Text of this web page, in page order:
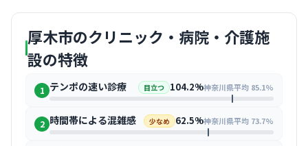
厚木市のクリニック・病院・介護施
設の特徴
1 テンポの速い診療 目立つ 104.2%神奈川県平均 85.1%
2 時間帯による混雑感 少なめ 62.5%神奈川県平均 73.7%